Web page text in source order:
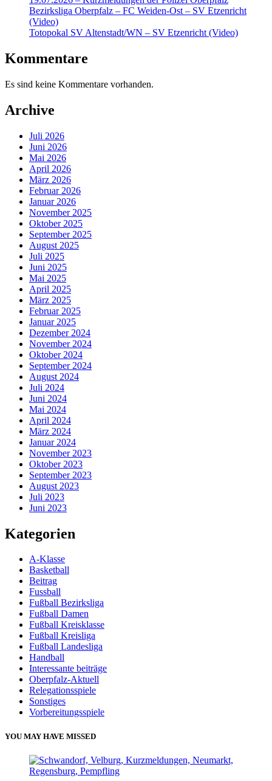
Bezirksliga Oberpfalz – FC Weiden-Ost – SV Etzenricht
(Video)
Totopokal SV Altenstadt/WN – SV Etzenricht (Video)
Kommentare
Es sind keine Kommentare vorhanden.
Archive
Juli 2026
Juni 2026
Mai 2026
April 2026
März 2026
Februar 2026
Januar 2026
November 2025
Oktober 2025
September 2025
August 2025
Juli 2025
Juni 2025
Mai 2025
April 2025
März 2025
Februar 2025
Januar 2025
Dezember 2024
November 2024
Oktober 2024
September 2024
August 2024
Juli 2024
Juni 2024
Mai 2024
April 2024
März 2024
Januar 2024
November 2023
Oktober 2023
September 2023
August 2023
Juli 2023
Juni 2023
Kategorien
A-Klasse
Basketball
Beitrag
Fussball
Fußball Bezirksliga
Fußball Damen
Fußball Kreisklasse
Fußball Kreisliga
Fußball Landesliga
Handball
Interessante beiträge
Oberpfalz-Aktuell
Relegationsspiele
Sonstiges
Vorbereitungsspiele
YOU MAY HAVE MISSED